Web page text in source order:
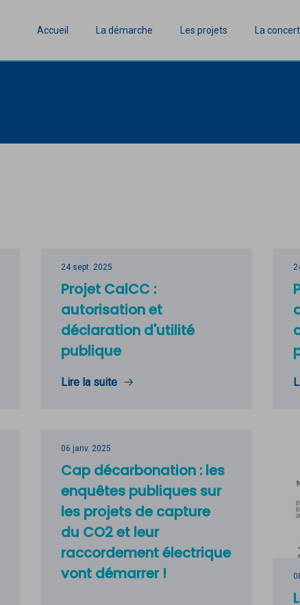
Accueil La démarche Les projets La
24 sept. 2025
Projet CalCC :
autorisation et
déclaration d'utilité
publique
Lire la suite
06 janv. 2025
Cap décarbonation : les
enquêtes publiques sur
les projets de capture
du CO2 et leur
raccordement électrique
vont démarrer !